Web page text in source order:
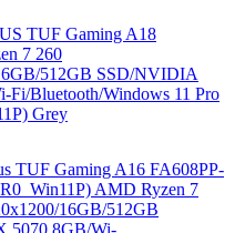
TUF Gaming A18
7 260
512GB SSD/NVIDIA
Fi/Bluetooth/Windows 11 Pro
Grey
TUF Gaming A16 FA608PP-
AMD Ryzen 7
16GB/512GB